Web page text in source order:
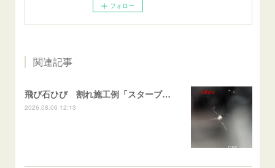
フォロー
関連記事
飛び石ひび 割れ施工例「スターブレイク系」 フリード
2026.08.06 12:13